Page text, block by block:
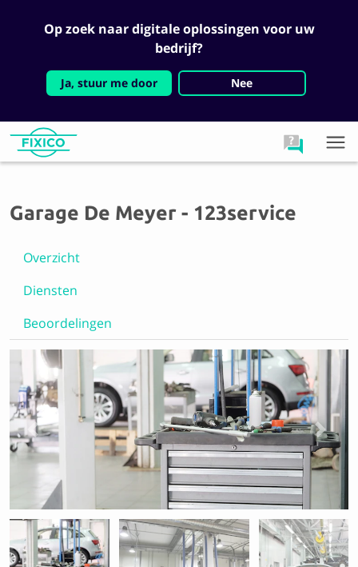
Op zoek naar digitale oplossingen voor uw
bedrijf?
Ja, stuur me door Nee
Garage De Meyer - 123service
Overzicht
Diensten
Beoordelingen
Previous Next